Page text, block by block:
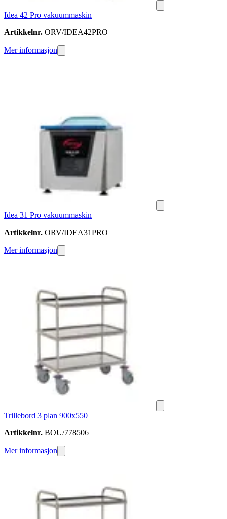
Idea 42 Pro vakuummaskin
Artikkelnr. ORV/IDEA42PRO
Mer informasjon
Idea 31 Pro vakuummaskin
Artikkelnr. ORV/IDEA31PRO
Mer informasjon
Trillebord 3 plan 900x550
Artikkelnr. BOU/778506
Mer informasjon